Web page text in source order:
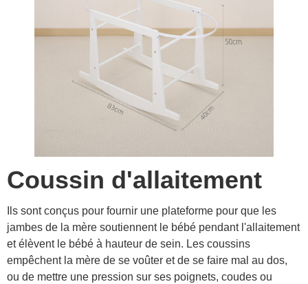
Coussin d'allaitement
Ils sont conçus pour fournir une plateforme pour que les
jambes de la mère soutiennent le bébé pendant l'allaitement
et élèvent le bébé à hauteur de sein. Les coussins
empêchent la mère de se voûter et de se faire mal au dos,
ou de mettre une pression sur ses poignets, coudes ou